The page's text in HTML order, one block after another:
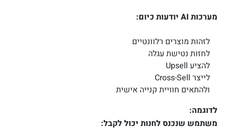
מערכות AI יודעות כיום:
לזהות מוצרים רלוונטיים
לחזות נטישת עגלה
להציע Upsell
לייצר Cross-Sell
ולהתאים חוויית קנייה אישית
לדוגמה:
משתמש שנכנס לחנות יכול לקבל: